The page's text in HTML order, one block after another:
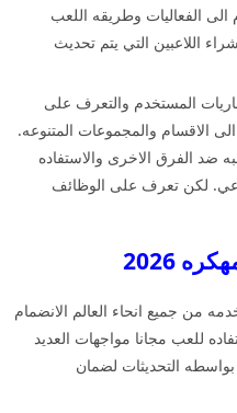
الفعاليات وطريقه اللعب
اللاعبين التي يتم تحديث
مباريات المستخدم والتعرف على
الاقسام والمجموعات المتنوعه.
ضد الفرق الاخرى والاستفاده
لكن تعرف على الوظائف
2026
من جميع انحاء العالم الانضمام
للعب مجانا مواجهات العديد
التحديثات لضمان